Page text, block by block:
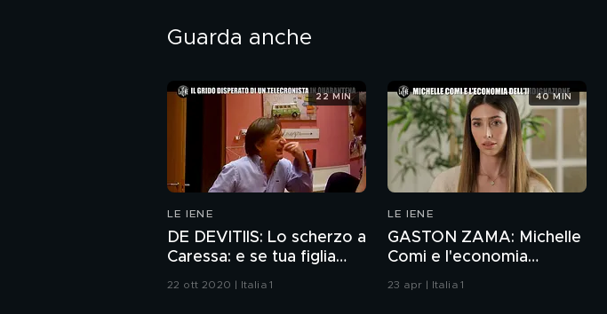
Guarda anche
LE IENE
DE DEVITIIS: Lo scherzo a
Caressa: e se tua figlia
ricatta la prof con un
22 ott 2020 | Italia 1
22 MIN
LE IENE
GASTON ZAMA: Michelle
Comi e l'economia
dell'indignazione
23 apr | Italia 1
40 MIN